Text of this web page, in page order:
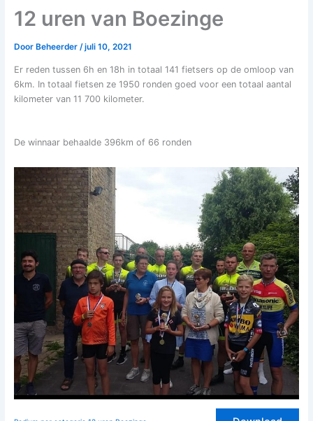
12 uren van Boezinge
Door Beheerder /juli 10, 2021
Er reden tussen 6h en 18h in totaal 141 fietsers op de omloop van
6km. In totaal fietsen ze 1950 ronden goed voor een totaal aantal
kilometer van 11 700 kilometer.
De winnaar behaalde 396km of 66 ronden